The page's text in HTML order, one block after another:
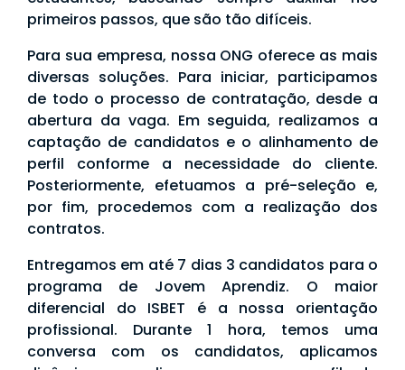
primeiros passos, que são tão difíceis.
Para sua empresa, nossa ONG oferece as mais
diversas soluções. Para iniciar, participamos
de todo o processo de contratação, desde a
abertura da vaga. Em seguida, realizamos a
captação de candidatos e o alinhamento de
perfil conforme a necessidade do cliente.
Posteriormente, efetuamos a pré-seleção e,
por fim, procedemos com a realização dos
contratos.
Entregamos em até 7 dias 3 candidatos para o
programa de Jovem Aprendiz. O maior
diferencial do ISBET é a nossa orientação
profissional. Durante 1 hora, temos uma
conversa com os candidatos, aplicamos